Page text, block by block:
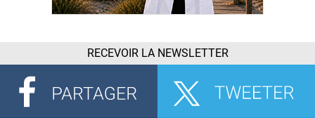
RECEVOIR LA NEWSLETTER